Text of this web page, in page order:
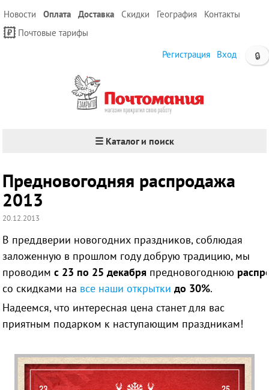
Новости Оплата Доставка Скидки География
Контакты
Почтовые тарифы
🔒
Регистрация Вход
☰ Каталог и поиск
Предновогодняя распродажа
2013
20.12.2013
В преддверии новогодних праздников, соблюдая
заложенную в прошлом году добрую традицию, мы
проводим с 23 по 25 декабря предновогоднюю
со скидками на все наши открытки до 30%.
Надеемся, что интересная цена станет для вас
приятным подарком к наступающим праздникам!